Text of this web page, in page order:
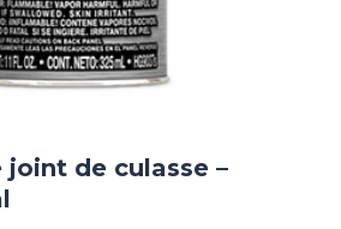
de culasse –